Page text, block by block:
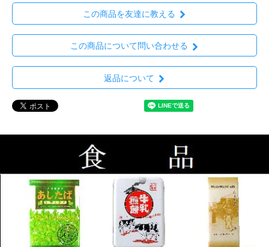
この商品を友達に教える
この商品について問い合わせる
返品について